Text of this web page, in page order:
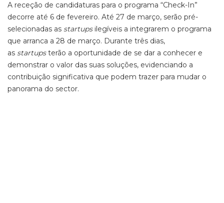
A receção de candidaturas para o programa “Check-In”
decorre até 6 de fevereiro. Até 27 de março, serão pré-
selecionadas as startupsilegíveis a integrarem o programa
que arranca a 28 de março. Durante três dias,
as startupsterão a oportunidade de se dar a conhecer e
demonstrar o valor das suas soluções, evidenciando a
contribuição significativa que podem trazer para mudar o
panorama do sector.